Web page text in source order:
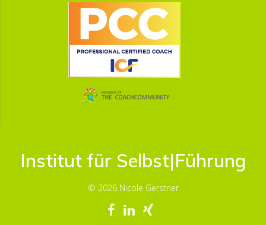
Institut für Selbst|Führung
© 2026 Nicole Gerstner